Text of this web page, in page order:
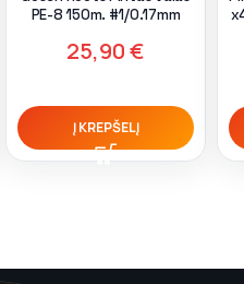
PE-8 150m. #1/0.17mm
25,90€
Į KREPŠELĮ